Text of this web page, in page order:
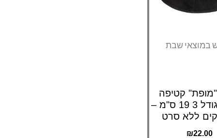
במוצאי שבת
קטיפה
שחורה גודל 3 19 ס"מ –
₪22.00